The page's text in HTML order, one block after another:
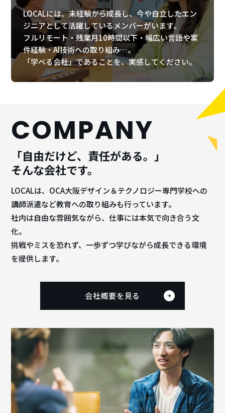
LOCALには、未経験から成長し、今や自立したエン
ジニアとして活躍しているメンバーがいます。
フルリモート・残業月10時間以下・幅広い言語や案
件経験・AI技術への取り組み…。
「学べる会社」であることを、実感してください。
COMPANY
「自由だけど、責任がある。」
そんな会社です。
LOCALは、OCA大阪デザイン＆テクノロジー専門学校への
講師派遣など教育への取り組みも行っています。
社内は自由な雰囲気ながら、仕事には本気で向き合う文
化。
挑戦やミスを恐れず、一歩ずつ学びながら成長できる環境
を提供します。
会社概要を見る